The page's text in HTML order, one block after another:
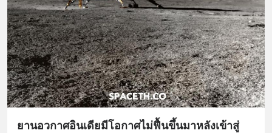
ยานอวกาศอินเดียมีโอกาศไม่ฟื้นขึ้นมาหลังเข้าสู่